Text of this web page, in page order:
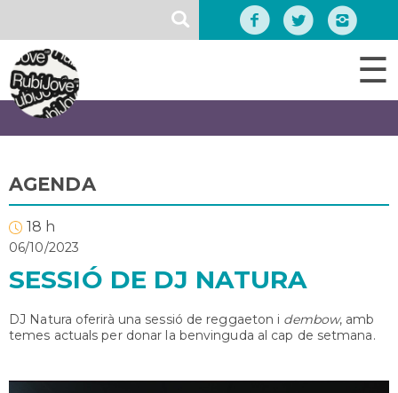
contingut
☰
AGENDA
18 h
06/10/2023
SESSIÓ DE DJ NATURA
DJ Natura oferirà una sessió de reggaeton i dembow, amb
temes actuals per donar la benvinguda al cap de setmana.